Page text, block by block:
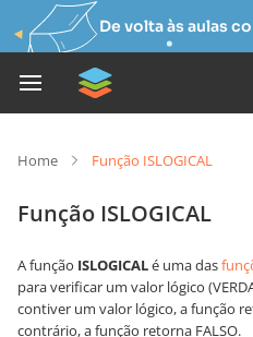
De volta às aulas
Home Função ISLOGICAL
Função ISLOGICAL
A função ISLOGICALé uma das
para verificar um valor lógico
contiver um valor lógico, a função
contrário, a função retorna FALSO.